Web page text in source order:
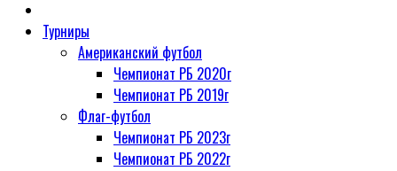
Турниры
Американский футбол
Чемпионат РБ 2020г
Чемпионат РБ 2019г
Флаг-футбол
Чемпионат РБ 2023г
Чемпионат РБ 2022г